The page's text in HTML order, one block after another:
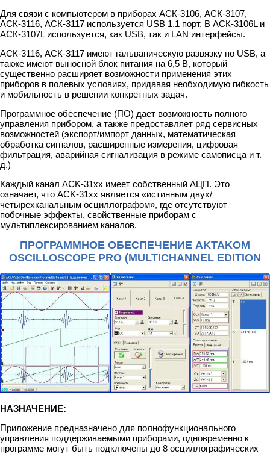
Для связи с компьютером в приборах АСК-3106, АСК-3107,
АСК-3116, АСК-3117 используется USB 1.1 порт. В АСК-3106L и
АСК-3107L используется, как USB, так и LAN интерфейсы.
АСК-3116, АСК-3117 имеют гальваническую развязку по USB, а
также имеют выносной блок питания на 6,5 В, который
существенно расширяет возможности применения этих
приборов в полевых условиях, придавая необходимую гибкость
и мобильность в решении конкретных задач.
Программное обеспечение (ПО) дает возможность полного
управления прибором, а также предоставляет ряд сервисных
возможностей (экспорт/импорт данных, математическая
обработка сигналов, расширенные измерения, цифровая
фильтрация, аварийная сигнализация в режиме самописца и т.
д.)
Каждый канал ACK-31хx имеет собственный АЦП. Это
означает, что ACK-31хx является «истинным двух/
четырехканальным осциллографом», где отсутствуют
побочные эффекты, свойственные приборам с
мультиплексированием каналов.
ПРОГРАММНОЕ ОБЕСПЕЧЕНИЕ AKTAKOM
OSCILLOSCOPE PRO (MULTICHANNEL EDITION
НАЗНАЧЕНИЕ:
Приложение предназначено для полнофункционального
управления поддерживаемыми приборами, одновременно к
программе могут быть подключены до 8 осциллографических